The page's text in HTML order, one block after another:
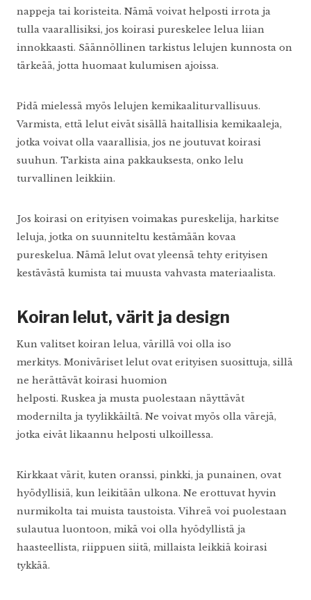
nappeja tai koristeita. Nämä voivat helposti irrota ja
tulla vaarallisiksi, jos koirasi pureskelee lelua liian
innokkaasti. Säännöllinen tarkistus lelujen kunnosta on
tärkeää, jotta huomaat kulumisen ajoissa.
Pidä mielessä myös lelujen kemikaaliturvallisuus.
Varmista, että lelut eivät sisällä haitallisia kemikaaleja,
jotka voivat olla vaarallisia, jos ne joutuvat koirasi
suuhun. Tarkista aina pakkauksesta, onko lelu
turvallinen leikkiin.
Jos koirasi on erityisen voimakas pureskelija, harkitse
leluja, jotka on suunniteltu kestämään kovaa
pureskelua. Nämä lelut ovat yleensä tehty erityisen
kestävästä kumista tai muusta vahvasta materiaalista.
Koiran lelut, värit ja design
Kun valitset koiran lelua, värillä voi olla iso
merkitys. Moniväriset lelut ovat erityisen suosittuja, sillä
ne herättävät koirasi huomion
helposti. Ruskea ja musta puolestaan näyttävät
modernilta ja tyylikkäiltä. Ne voivat myös olla värejä,
jotka eivät likaannu helposti ulkoillessa.
Kirkkaat värit, kuten oranssi, pinkki, ja punainen, ovat
hyödyllisiä, kun leikitään ulkona. Ne erottuvat hyvin
nurmikolta tai muista taustoista. Vihreä voi puolestaan
sulautua luontoon, mikä voi olla hyödyllistä ja
haasteellista, riippuen siitä, millaista leikkiä koirasi
tykkää.